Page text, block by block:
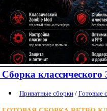
Сборка классического
Приватные сборки / Готовые